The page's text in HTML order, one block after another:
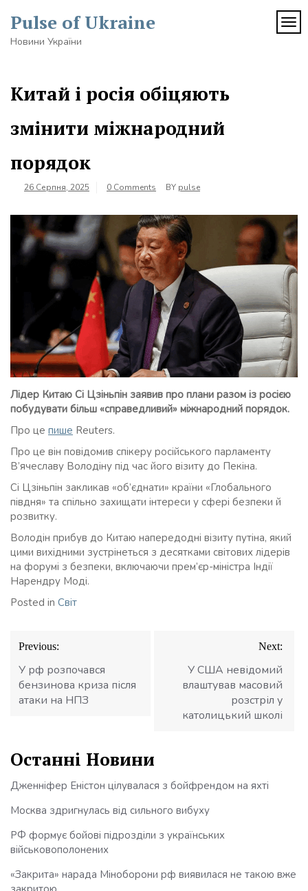
content
Pulse of Ukraine
Новини України
Китай і росія обіцяють
змінити міжнародний
порядок
26 Серпня, 2025 0 Comments BY pulse
Лідер Китаю Сі Цзіньпін заявив про плани разом із росією
побудувати більш «справедливий» міжнародний порядок.
Про це пише Reuters.
Про це він повідомив спікеру російського парламенту
В’ячеславу Володіну під час його візиту до Пекіна.
Сі Цзіньпін закликав «об’єднати» країни «Глобального
півдня» та спільно захищати інтереси у сфері безпеки й
розвитку.
Володін прибув до Китаю напередодні візиту путіна, який
цими вихідними зустрінеться з десятками світових лідерів
на форумі з безпеки, включаючи прем’єр-міністра Індії
Нарендру Моді.
Posted in Світ
Навігація
записів
Previous:
У рф розпочався
бензинова криза після
атаки на НПЗ
Next:
У США невідомий
влаштував масовий
розстріл у
католицький школі
Останні Новини
Дженніфер Еністон цілувалася з бойфрендом на яхті
Москва здригнулась від сильного вибуху
РФ формує бойові підрозділи з українських
військовополонених
«Закрита» нарада Міноборони рф виявилася не такою вже